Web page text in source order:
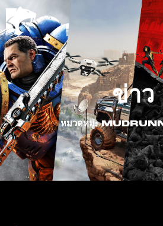
ข่าว
หมวดหมู่: